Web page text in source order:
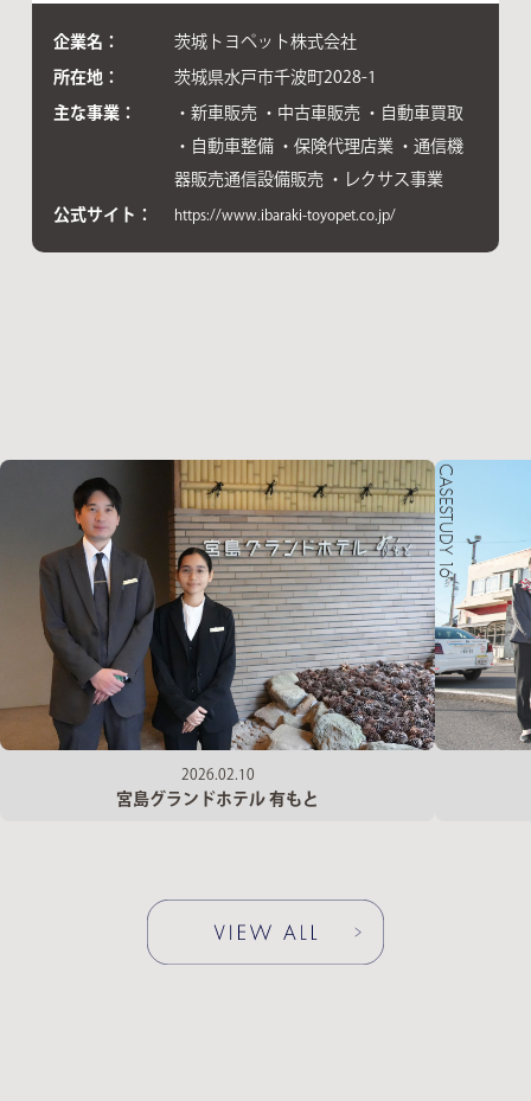
企業名： 茨城トヨペット株式会社
所在地： 茨城県水戸市千波町2028-1
主な事業：
・新車販売 ・中古車販売 ・自動車買取
・自動車整備 ・保険代理店業 ・通信機
器販売通信設備販売 ・レクサス事業
公式サイト： https://www.ibaraki-toyopet.co.jp/
CASESTUDY 16
2026.02.10
宮島グランドホテル 有もと